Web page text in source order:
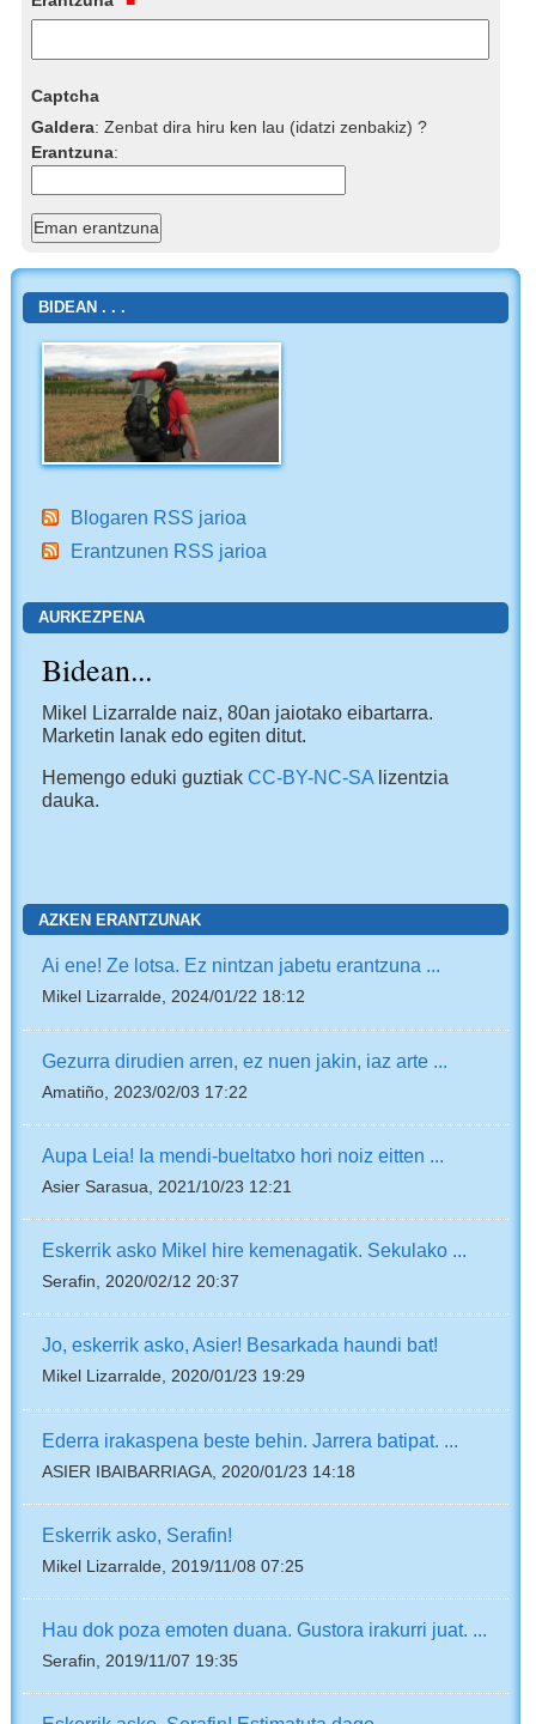
Captcha
Galdera:Zenbat dira hiru ken lau (idatzi zenbakiz) ?
Erantzuna:
BIDEAN . . .
Blogaren RSS jarioa
Erantzunen RSS jarioa
AURKEZPENA
Bidean...
Mikel Lizarralde naiz, 80an jaiotako eibartarra.
Marketin lanak edo egiten ditut.
Hemengo eduki guztiakCC-BY-NC-SA lizentzia
dauka.
AZKEN ERANTZUNAK
Ai ene! Ze lotsa. Ez nintzan jabetu erantzuna ...
Mikel Lizarralde, 2024/01/22 18:12
Gezurra dirudien arren, ez nuen jakin, iaz arte ...
Amatiño, 2023/02/03 17:22
Aupa Leia! Ia mendi-bueltatxo hori noiz eitten ...
Asier Sarasua, 2021/10/23 12:21
Eskerrik asko Mikel hire kemenagatik. Sekulako ...
Serafin, 2020/02/12 20:37
Jo, eskerrik asko, Asier! Besarkada haundi bat!
Mikel Lizarralde, 2020/01/23 19:29
Ederra irakaspena beste behin. Jarrera batipat. ...
ASIER IBAIBARRIAGA, 2020/01/23 14:18
Eskerrik asko, Serafin!
Mikel Lizarralde, 2019/11/08 07:25
Hau dok poza emoten duana. Gustora irakurri juat. ...
Serafin, 2019/11/07 19:35